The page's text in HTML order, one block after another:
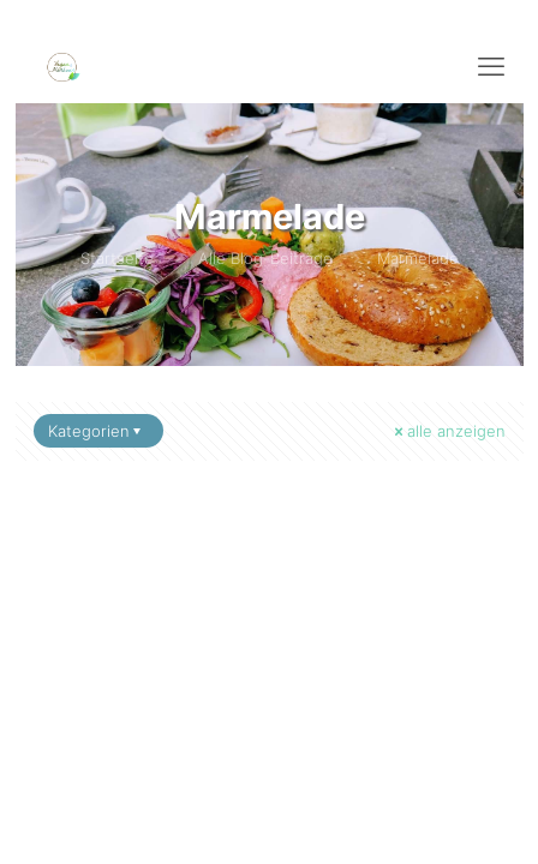
Marmelade
Startseite Alle Blog-Beiträge Marmelade
Kategorien alle anzeigen